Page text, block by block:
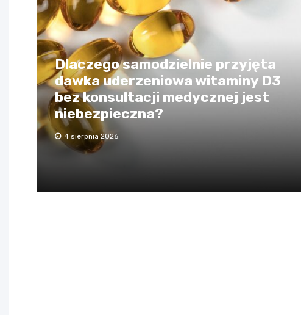
Dlaczego samodzielnie przyjęta
dawka uderzeniowa witaminy D3
bez konsultacji medycznej jest
niebezpieczna?
4 sierpnia 2026